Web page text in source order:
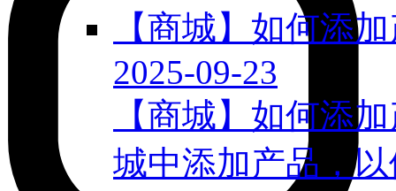
【商城】如何添
2025-09-23
【商城】如何添
城中添加产品，